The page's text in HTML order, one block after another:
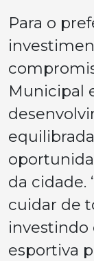
Para o
Municipal
da cidade.
cuidar de
investindo
esportiva